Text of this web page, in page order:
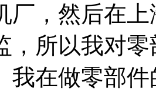
厂，然后在
，所以我对
我在做零部